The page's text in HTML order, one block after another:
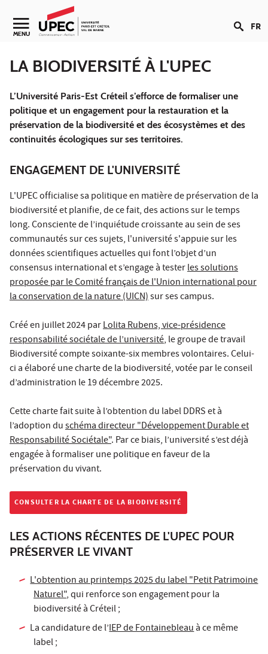
Aller au contenu
Navigation secondaire
MENU FR
LA BIODIVERSITÉ À L'UPEC
L’Université Paris-Est Créteil s’efforce de formaliser une
politique et un engagement pour la restauration et la
préservation de la biodiversité et des écosystèmes et des
continuités écologiques sur ses territoires.
ENGAGEMENT DE L'UNIVERSITÉ
L'UPEC officialise sa politique en matière de préservation de la
biodiversité et planifie, de ce fait, des actions sur le temps
long. Consciente de l’inquiétude croissante au sein de ses
communautés sur ces sujets, l'université s'appuie sur les
données scientifiques actuelles qui font l’objet d’un
consensus international et s’engage à testerles solutions
proposée par le Comité français de l'Union international pour
la conservation de la nature (UICN)sur ses campus.
Créé en juillet 2024 parLolita Rubens, vice-présidence
responsabilité sociétale de l’université, le groupe de travail
Biodiversité compte soixante-six membres volontaires. Celui-
ci a élaboré une charte de la biodiversité, votée par le conseil
d’administration le 19 décembre 2025.
Cette charte fait suite à l’obtention du label DDRS et à
l’adoption duschéma directeur "Développement Durable et
Responsabilité Sociétale". Par ce biais, l’université s’est déjà
engagée à formaliser une politique en faveur de la
préservation du vivant.
CONSULTER LA CHARTE DE LA BIODIVERSITÉ
LES ACTIONS RÉCENTES DE L'UPEC POUR
PRÉSERVER LE VIVANT
L'obtention au printemps 2025 du label "Petit Patrimoine
Naturel", qui renforce son engagement pour la
biodiversité à Créteil ;
La candidature de l’IEP de Fontainebleauà ce même
label ;